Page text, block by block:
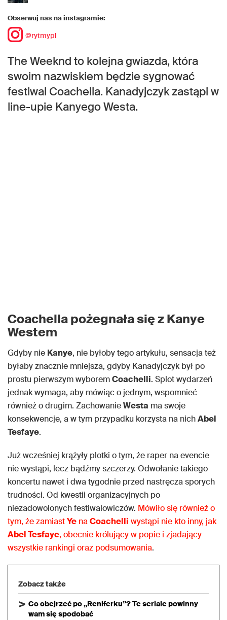
Obserwuj nas na instagramie:
@rytmypl
The Weeknd to kolejna gwiazda, która
swoim nazwiskiem będzie sygnować
festiwal Coachella. Kanadyjczyk zastąpi w
line-upie Kanyego Westa.
Coachella pożegnała się z Kanye
Westem
Gdyby nie Kanye, nie byłoby tego artykułu, sensacja też
byłaby znacznie mniejsza, gdyby Kanadyjczyk był po
prostu pierwszym wyboremCoachelli. Splot wydarzeń
jednak wymaga, aby mówiąc o jednym, wspomnieć
również o drugim. ZachowanieWesta ma swoje
konsekwencje, a w tym przypadku korzysta na nichAbel
Tesfaye.
Już wcześniej krążyły plotki o tym, że raper na evencie
nie wystąpi, lecz bądźmy szczerzy. Odwołanie takiego
koncertu nawet i dwa tygodnie przed nastręcza sporych
trudności. Od kwestii organizacyjnych po
niezadowolonych festiwalowiczów. Mówiło się również o
tym, że zamiastYe naCoachelli wystąpi nie kto inny, jak
Abel Tesfaye, obecnie królujący w popie i zjadający
wszystkie rankingi oraz podsumowania.
Zobacz także
Co obejrzeć po „Reniferku”? Te seriale powinny
wam się spodobać